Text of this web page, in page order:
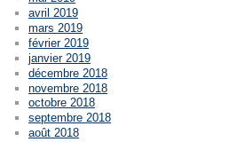
avril 2019
mars 2019
février 2019
janvier 2019
décembre 2018
novembre 2018
octobre 2018
septembre 2018
août 2018